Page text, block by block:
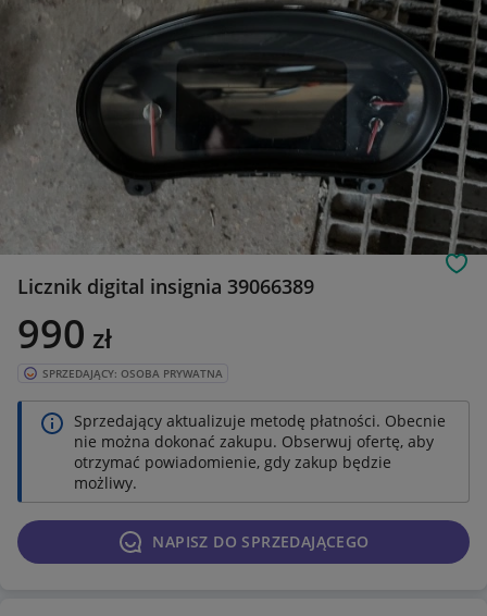
Licznik digital insignia 39066389
990 zł
SPRZEDAJĄCY: OSOBA PRYWATNA
Sprzedający aktualizuje metodę płatności. Obecnie
nie można dokonać zakupu. Obserwuj ofertę, aby
otrzymać powiadomienie, gdy zakup będzie
możliwy.
NAPISZ DO SPRZEDAJĄCEGO